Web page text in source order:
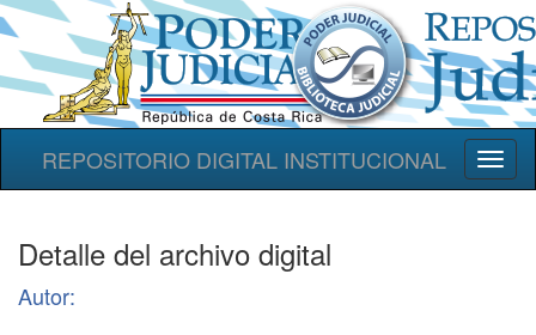
REPOSITORIO DIGITAL INSTITUCIONAL
Detalle del archivo digital
Autor: